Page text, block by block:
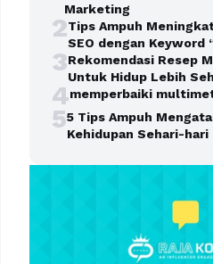
Marketing
2Tips Ampuh
SEO dengan Keyword
3Rekomendasi Resep
Untuk Hidup Lebih
4memperbaiki
55 Tips Ampuh
Kehidupan Sehari-hari